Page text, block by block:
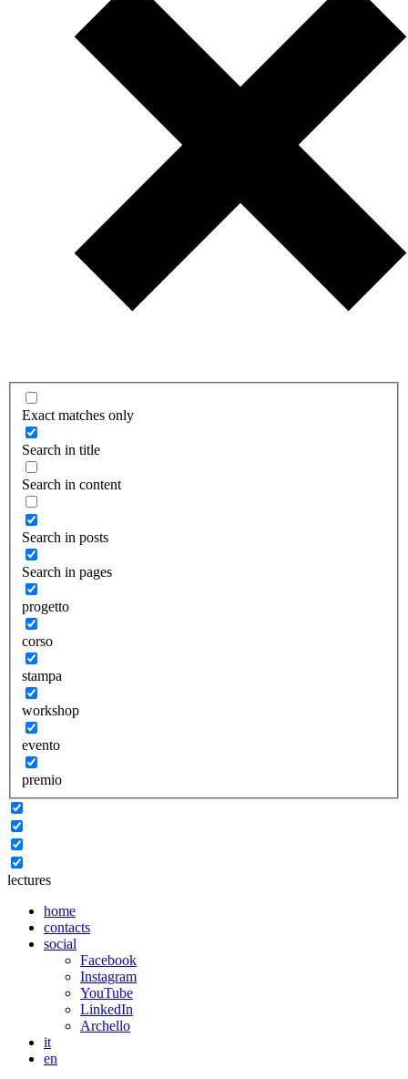
Exact matches only
Search in title
Search in content
Search in posts
Search in pages
progetto
corso
stampa
workshop
evento
premio
lectures
home
contacts
social
Facebook
Instagram
YouTube
LinkedIn
Archello
it
en